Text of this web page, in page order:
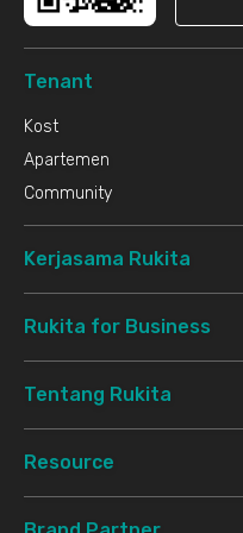
Tenant
Kost
Apartemen
Community
Kerjasama Rukita
Rukita for Business
Tentang Rukita
Resource